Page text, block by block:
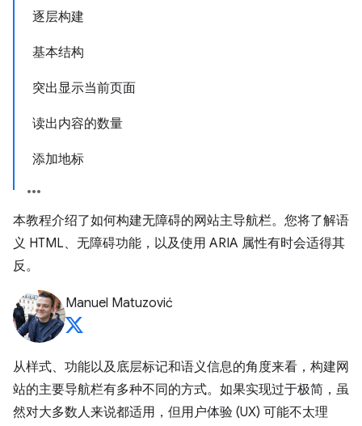
逐层构建
基本结构
突出显示当前页面
读出内容的数量
添加地标
本教程介绍了如何构建无障碍的网站主导航栏。您将了解语
义 HTML、无障碍功能，以及使用 ARIA 属性有时会适得其
反。
Manuel Matuzović
从样式、功能以及底层标记和语义信息的角度来看，构建网
站的主要导航栏有多种不同的方式。如果实现过于极简，虽
然对大多数人来说都适用，但用户体验 (UX) 可能不太理